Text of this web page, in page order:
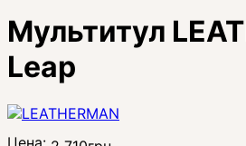
Мультитул
Leap
Цена: